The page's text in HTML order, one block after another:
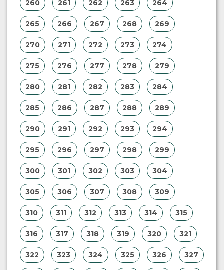
260 261 262 263 264
265 266 267 268 269
270 271 272 273 274
275 276 277 278 279
280 281 282 283 284
285 286 287 288 289
290 291 292 293 294
295 296 297 298 299
300 301 302 303 304
305 306 307 308 309
310 311 312 313 314 315
316 317 318 319 320 321
322 323 324 325 326 327